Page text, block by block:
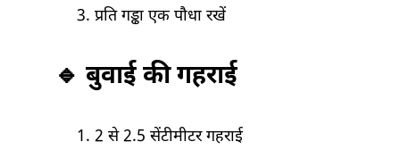
प्रति गड्ढा एक पौधा रखें
🔹 बुवाई की गहराई
2 से 2.5 सेंटीमीटर गहराई